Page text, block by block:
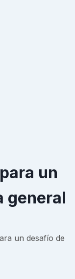
un
general
un desafío de